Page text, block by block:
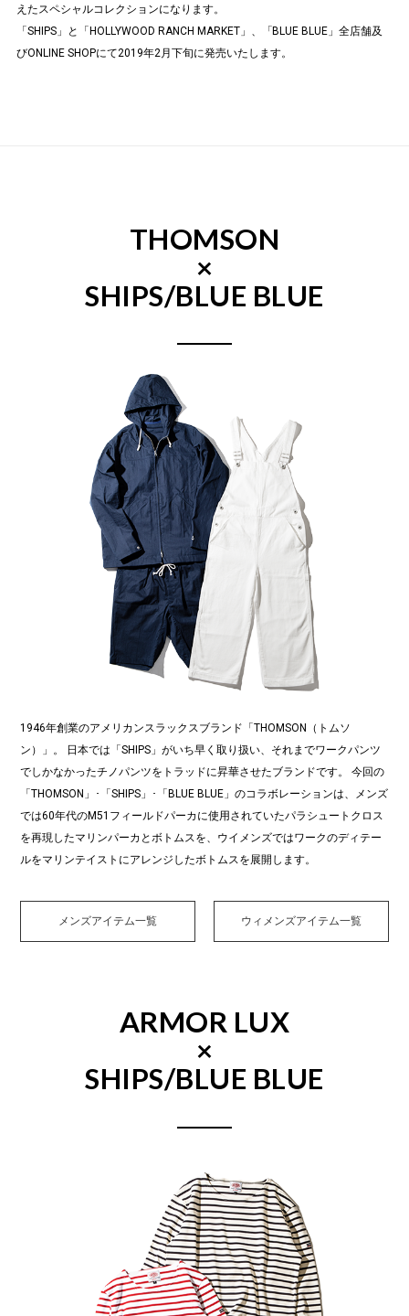
えたスペシャルコレクションになります。
「SHIPS」と「HOLLYWOOD RANCH MARKET」、「BLUE BLUE」全店舗及
びONLINE SHOPにて2019年2月下旬に発売いたします。
THOMSON
×
SHIPS/BLUE BLUE
1946年創業のアメリカンスラックスブランド「THOMSON（トムソ
ン）」。 日本では「SHIPS」がいち早く取り扱い、それまでワークパンツ
でしかなかったチノパンツをトラッドに昇華させたブランドです。 今回の
「THOMSON」･「SHIPS」･「BLUE BLUE」のコラボレーションは、メンズ
では60年代のM51フィールドパーカに使用されていたパラシュートクロス
を再現したマリンパーカとボトムスを、ウイメンズではワークのディテー
ルをマリンテイストにアレンジしたボトムスを展開します。
メンズアイテム一覧 ウィメンズアイテム一覧
ARMOR LUX
×
SHIPS/BLUE BLUE